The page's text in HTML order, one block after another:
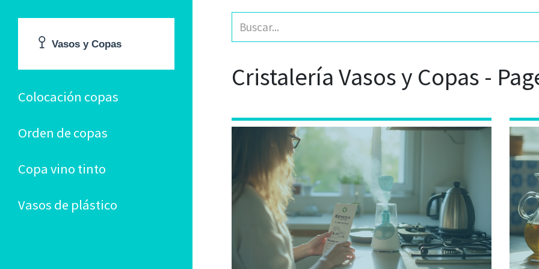
Colocación copas
Orden de copas
Copa vino tinto
Vasos de plástico
Cristalería Vasos y Copas -